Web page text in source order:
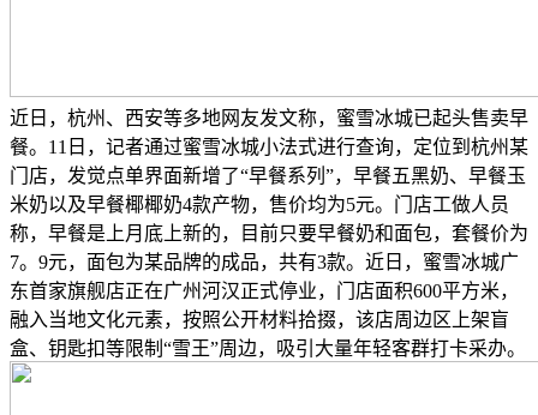
近日，杭州、西安等多地网友发文称，蜜雪冰城已起头售卖早
餐。11日，记者通过蜜雪冰城小法式进行查询，定位到杭州某
门店，发觉点单界面新增了“早餐系列”，早餐五黑奶、早餐玉
米奶以及早餐椰椰奶4款产物，售价均为5元。门店工做人员
称，早餐是上月底上新的，目前只要早餐奶和面包，套餐价为
7。9元，面包为某品牌的成品，共有3款。近日，蜜雪冰城广
东首家旗舰店正在广州河汉正式停业，门店面积600平方米，
融入当地文化元素，按照公开材料拾掇，该店周边区上架盲
盒、钥匙扣等限制“雪王”周边，吸引大量年轻客群打卡采办。